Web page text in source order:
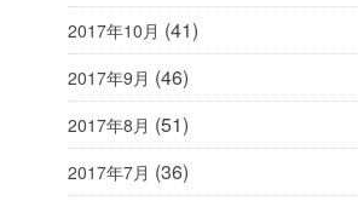
2017年10月 (41)
2017年9月 (46)
2017年8月 (51)
2017年7月 (36)